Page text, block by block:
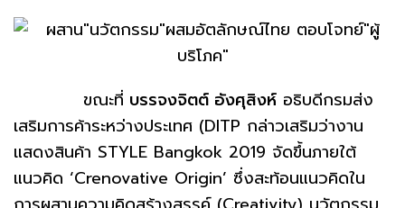
ขณะที่ บรรจงจิตต์ อังศุสิงห์ อธิบดีกรมส่ง
เสริมการค้าระหว่างประเทศ (DITP กล่าวเสริมว่างาน
แสดงสินค้า STYLE Bangkok 2019 จัดขึ้นภายใต้
แนวคิด ‘Crenovative Origin’ ซึ่งสะท้อนแนวคิดใน